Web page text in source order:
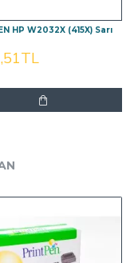
HP W2032X (415X) Sarı